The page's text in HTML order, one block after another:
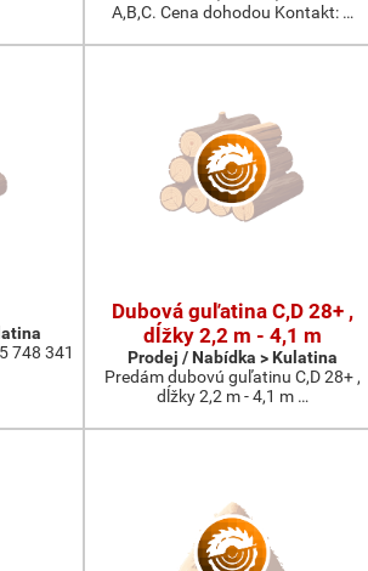
A,B,C. Cena dohodou Kontakt: …
748 341
Dubová guľatina C,D 28+ ,
dĺžky 2,2 m - 4,1 m
Prodej / Nabídka > Kulatina
Predám dubovú guľatinu C,D 28+ ,
dĺžky 2,2 m - 4,1 m …